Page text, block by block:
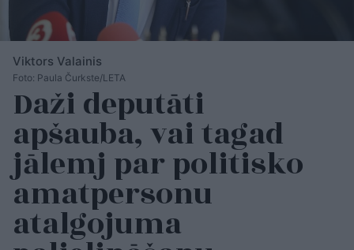
Viktors Valainis
Foto: Paula Čurkste/LETA
Daži deputāti
apšauba, vai tagad
jālemj par politisko
amatpersonu
atalgojuma